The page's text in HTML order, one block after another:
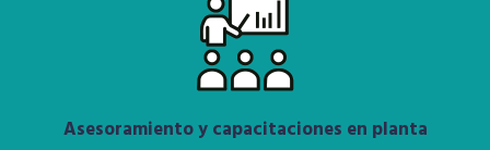
Asesoramiento y capacitaciones en planta